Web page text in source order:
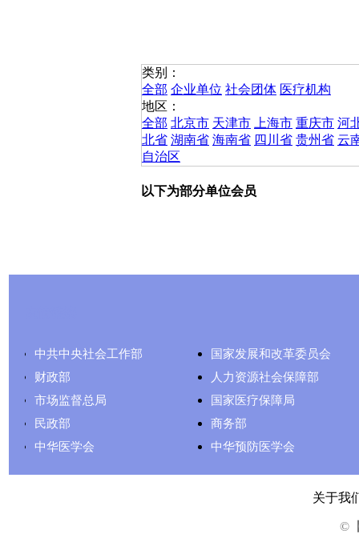
类别：
全部 企业单位 社会团体 医疗机构
地区：
全部 北京市 天津市 上海市 重庆市 河
北省 湖南省 海南省 四川省 贵州省 云
自治区
以下为部分单位会员
中共中央社会工作部
国家发展和改革委员会
财政部
人力资源社会保障部
市场监督总局
国家医疗保障局
民政部
商务部
中华医学会
中华预防医学会
关于我
©